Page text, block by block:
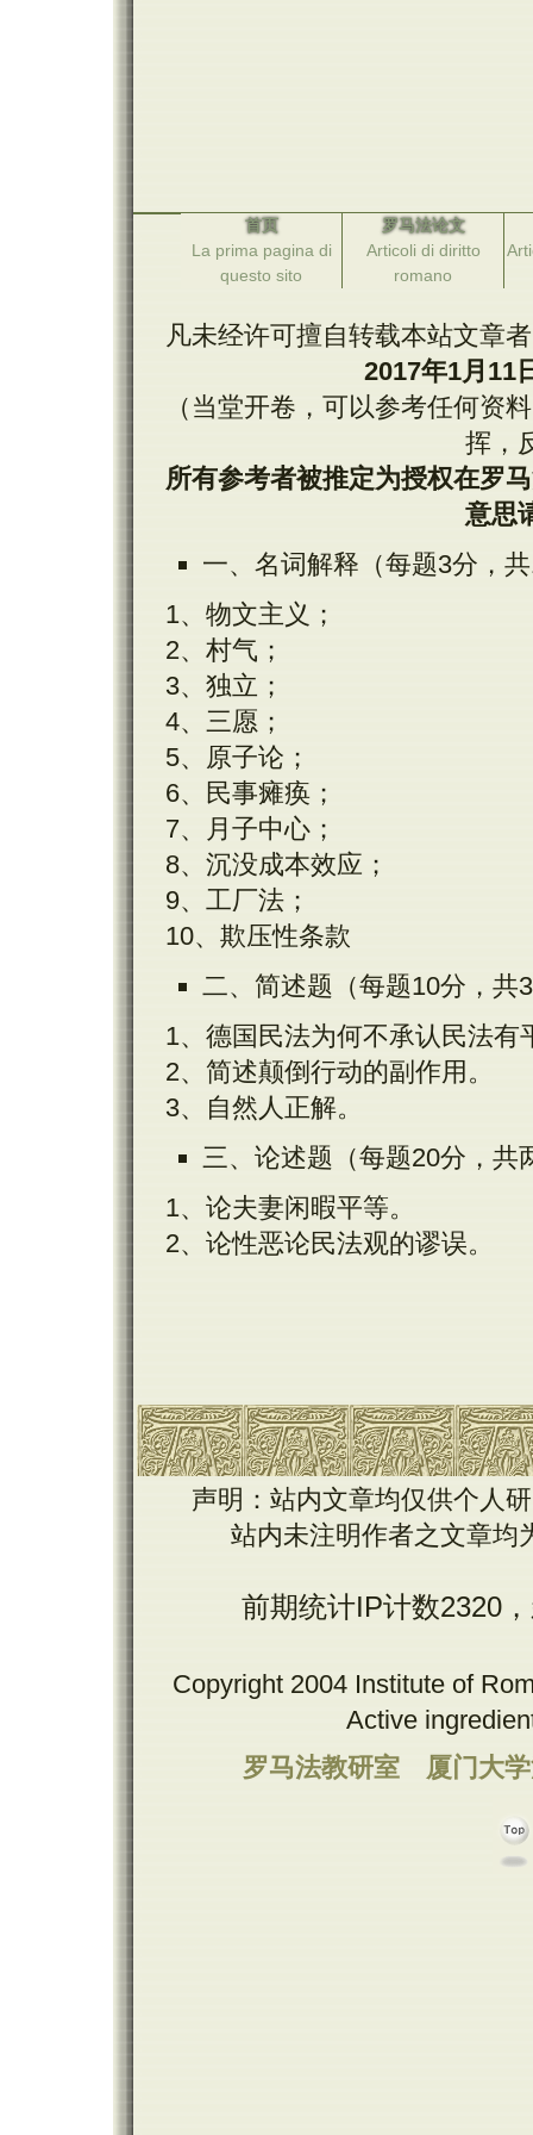
首页
La prima pagina di
questo sito
罗马法论文
Articoli di diritto
romano
凡未经许可擅自转载本站文章
2017年1月11
（当堂开卷，可以参考任何资
挥，
所有参考者被推定为授权在罗
意思
一、 名词解释（每题3分，共
1、物文主义；
2、村气；
3、独立；
4、三愿；
5、原子论；
6、 民事瘫痪 ；
7、月子中心；
8、沉没成本效应；
9、工厂法；
10、欺压性条款
二、 简述题（每题10分，共3
1、德国民法为何不承认民法有
2、简述颠倒行动的副作用。
3、自然人正解。
三、 论述题（每题20分，共
1、 论夫妻闲暇平等。
2、 论性恶论民法观的谬误。
声明：站内文章均仅供个人
站内未注明作者之文章均
前期统计IP计数2320
Copyright 2004 Institute of
Active
罗马法教研室
厦门大